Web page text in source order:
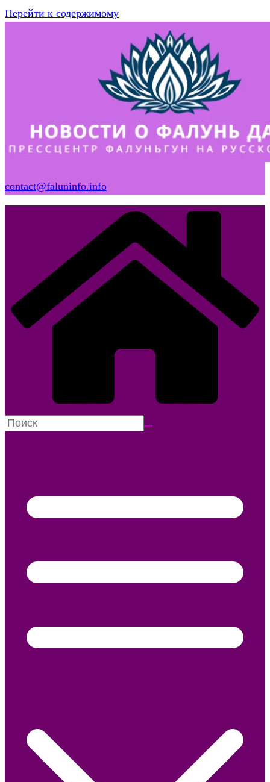
Перейти к содержимому
contact@faluninfo.info